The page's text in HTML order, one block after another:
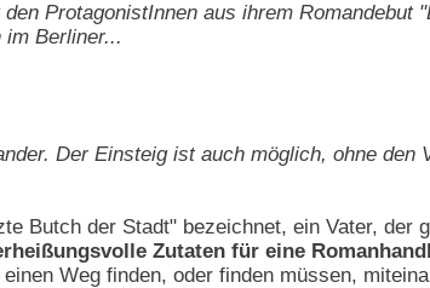
ProtagonistInnen aus ihrem Romandebut
im Berliner...
Der Einsteig ist auch möglich, ohne den
Butch der Stadt" bezeichnet, ein Vater, der
Zutaten für eine
Weg finden, oder finden müssen,